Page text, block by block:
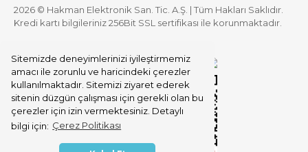
Sitemizde deneyimlerinizi iyileştirmemiz
amacı ile zorunlu ve haricindeki çerezler
kullanılmaktadır. Sitemizi ziyaret ederek
sitenin düzgün çalışması için gerekli olan bu
çerezler için izin vermektesiniz. Detaylı
bilgi için: Çerez Politikası
2026 © Hakman Elektronik San. Tic. A.Ş. | Tüm Hakları Saklıdır.
Kredi kartı bilgileriniz 256Bit SSL sertifikası ile korunmaktadır.